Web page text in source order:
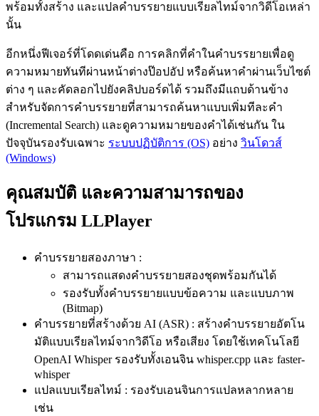
พร้อมทั้งสร้าง และแปลคำบรรยายแบบเรียลไทม์จากวิดีโอเหล่า
นั้น
อีกหนึ่งฟีเจอร์ที่โดดเด่นคือ การคลิกที่คำในคำบรรยายเพื่อดู
ความหมายทันทีผ่านหน้าต่างป๊อปอัป หรือค้นหาคำผ่านเว็บไซต์
ต่าง ๆ และคัดลอกไปยังคลิปบอร์ดได้ รวมถึงมีแถบด้านข้าง
สำหรับจัดการคำบรรยายที่สามารถค้นหาแบบเพิ่มทีละคำ
(Incremental Search) และดูความหมายของคำได้เช่นกัน ใน
ปัจจุบันรองรับเฉพาะ ระบบปฏิบัติการ (OS) อย่าง วินโดวส์
(Windows)
คุณสมบัติ และความสามารถของ
โปรแกรม LLPlayer
คำบรรยายสองภาษา :
สามารถแสดงคำบรรยายสองชุดพร้อมกันได้
รองรับทั้งคำบรรยายแบบข้อความ และแบบภาพ
(Bitmap)
คำบรรยายที่สร้างด้วย AI (ASR) : สร้างคำบรรยายอัตโน
มัติแบบเรียลไทม์จากวิดีโอ หรือเสียง โดยใช้เทคโนโลยี
OpenAI Whisper รองรับทั้งเอนจิน whisper.cpp และ faster-
whisper
แปลแบบเรียลไทม์ : รองรับเอนจินการแปลหลากหลาย
เช่น